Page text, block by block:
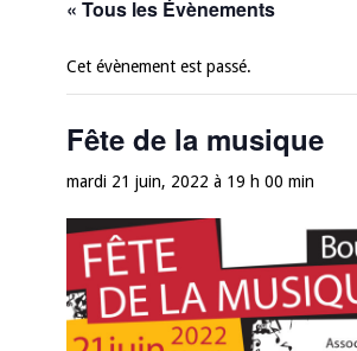
« Tous les Évènements
Cet évènement est passé.
Fête de la musique
mardi 21 juin, 2022 à 19 h 00 min